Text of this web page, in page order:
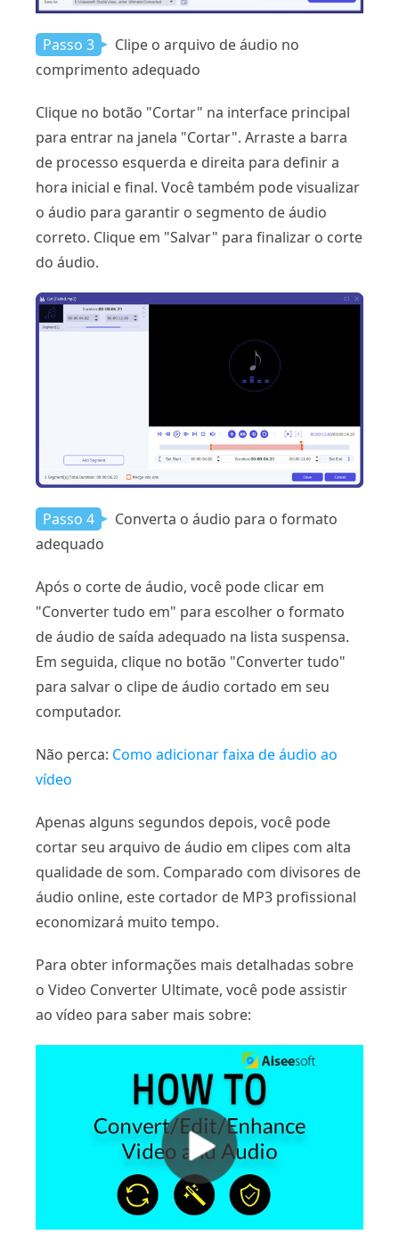
Passo 3
Clipe o arquivo de áudio no
comprimento adequado
Clique no botão "Cortar" na interface principal
para entrar na janela "Cortar". Arraste a barra
de processo esquerda e direita para definir a
hora inicial e final. Você também pode visualizar
o áudio para garantir o segmento de áudio
correto. Clique em "Salvar" para finalizar o corte
do áudio.
Passo 4
Converta o áudio para o formato
adequado
Após o corte de áudio, você pode clicar em
"Converter tudo em" para escolher o formato
de áudio de saída adequado na lista suspensa.
Em seguida, clique no botão "Converter tudo"
para salvar o clipe de áudio cortado em seu
computador.
Não perca: Como adicionar faixa de áudio ao
vídeo
Apenas alguns segundos depois, você pode
cortar seu arquivo de áudio em clipes com alta
qualidade de som. Comparado com divisores de
áudio online, este cortador de MP3 profissional
economizará muito tempo.
Para obter informações mais detalhadas sobre
o Video Converter Ultimate, você pode assistir
ao vídeo para saber mais sobre: